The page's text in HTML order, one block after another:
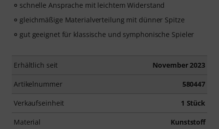
schnelle Ansprache mit leichtem Widerstand
gleichmäßige Materialverteilung mit dünner Spitze
gut geeignet für klassische und symphonische Spieler
Erhältlich seit November 2023
Artikelnummer 580447
Verkaufseinheit 1 Stück
Material Kunststoff